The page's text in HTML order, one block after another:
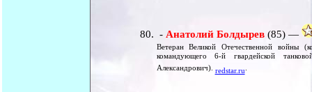
- Анатолий Болдырев(85) —
Ветеран Великой Отечественной войны
командующего 6-й гвардейской
Александрович). redstar.ru.